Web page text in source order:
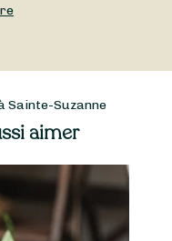
Sainte-Suzanne
aimer